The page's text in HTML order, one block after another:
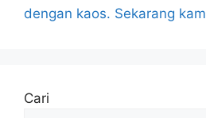
dengan kaos. Sekarang
Cari